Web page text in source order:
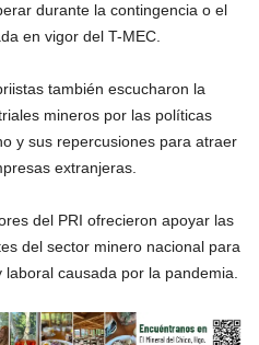
durante la contingencia o el
en vigor del T-MEC.
también escucharon la
mineros por las políticas
y sus repercusiones para atraer
extranjeras.
del PRI ofrecieron apoyar las
del sector minero nacional para
causada por la pandemia.